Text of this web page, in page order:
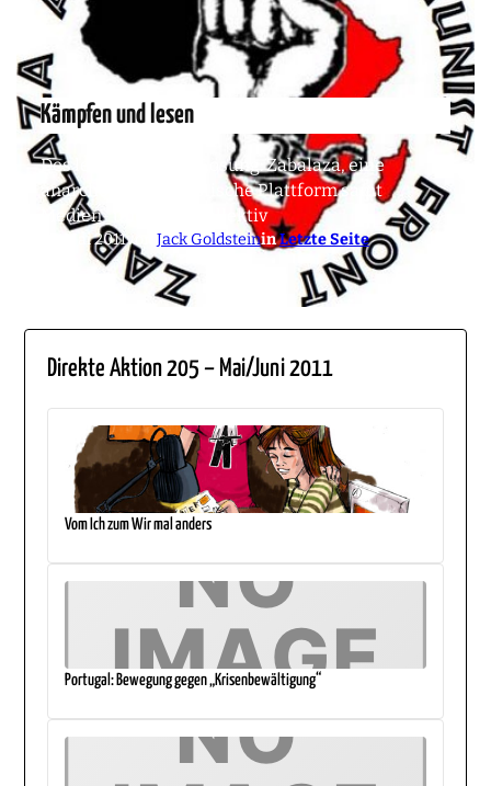
Kämpfen und lesen
Des letzten Rätsels Lösung: Zabalaza, eine
anarcho-kommunistische Plattform samt
Medien- und Druckkollektiv
23. Mai 2011von Jack GoldsteininLetzte Seite
Direkte Aktion 205 – Mai/Juni 2011
Vom Ich zum Wir mal anders
Portugal: Bewegung gegen „Krisenbewältigung“